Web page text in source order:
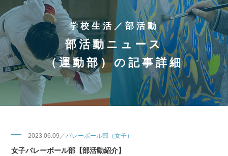
学校生活／部活動
部活動ニュース
（運動部）の記事詳細
2023.06.09／ バレーボール部（女子）
女子バレーボール部【部活動紹介】